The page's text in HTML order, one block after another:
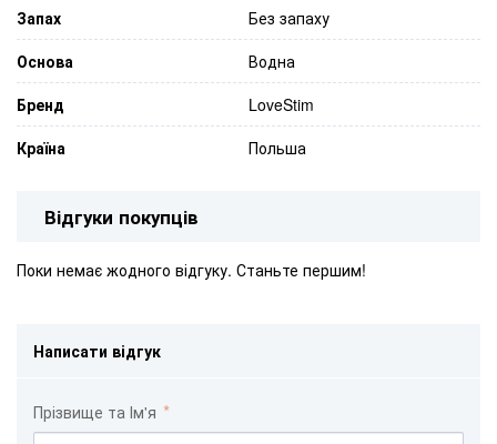
Запах
Без запаху
Основа
Водна
Бренд
LoveStim
Країна
Польша
Відгуки покупців
Поки немає жодного відгуку. Станьте першим!
Написати відгук
Прізвище та Ім'я